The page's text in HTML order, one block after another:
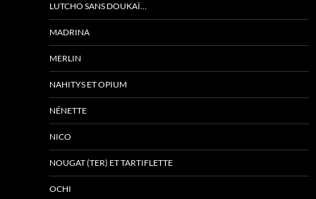
LUTCHO SANS DOUKAÏ…
MADRINA
MERLIN
NAHITYS ET OPIUM
NÉNETTE
NICO
NOUGAT (TER) ET TARTIFLETTE
OCHI